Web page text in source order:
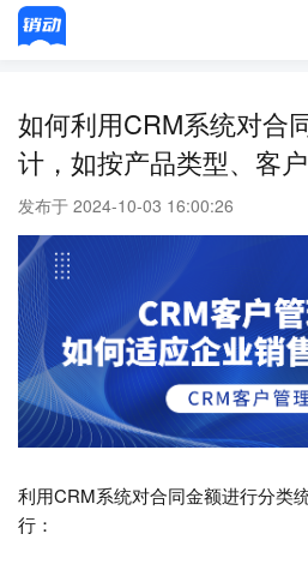
如何利用CRM系统对合
计，如按产品类型、客
发布于 2024-10-03 16:00:26
利用CRM系统对合同金额进行分类
行：